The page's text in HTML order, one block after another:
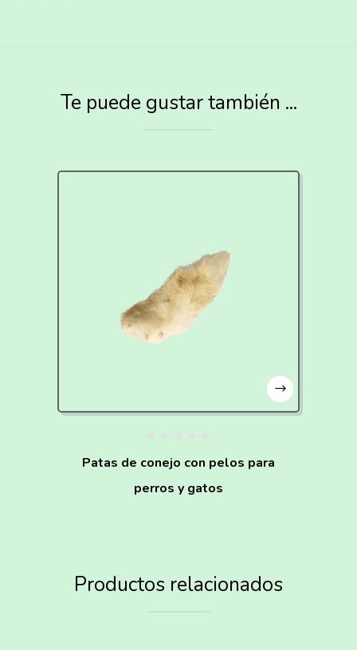
Te puede gustar también ...
Patas de conejo con pelos para
perros y gatos
Productos relacionados